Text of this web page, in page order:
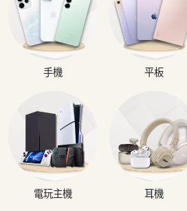
手機 平板
電玩主機 耳機